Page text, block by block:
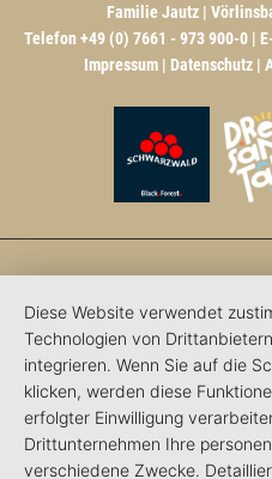
Familie Jautz |
Telefon +49 (0) 7661 - 973 900-0 |
Impressum | Datenschutz |
Diese Website verwendet
Technologien von
integrieren. Wenn Sie auf die
klicken, werden diese
erfolgter Einwilligung
Drittunternehmen Ihre
verschiedene Zwecke.